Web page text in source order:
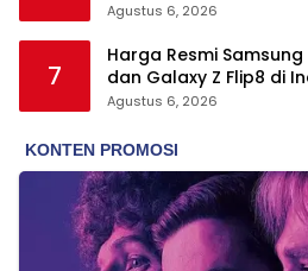
Jutaan
Agustus 6, 2026
7
Harga Resmi
dan Galaxy Z Flip8 di
Jutaan
Agustus 6, 2026